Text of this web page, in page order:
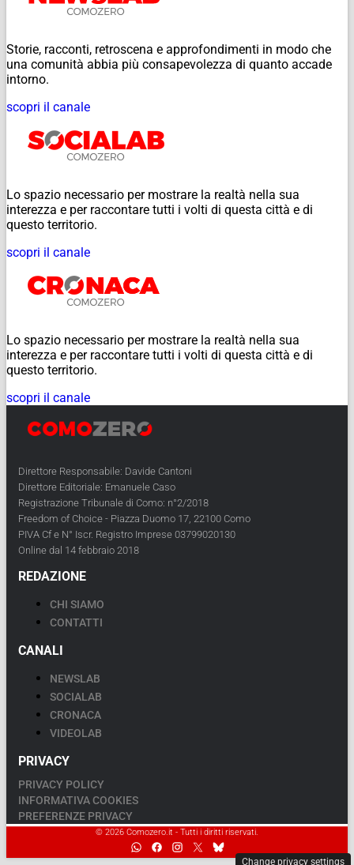
Storie, racconti, retroscena e approfondimenti in modo che
una comunità abbia più consapevolezza di quanto accade
intorno.
scopri il canale
Lo spazio necessario per mostrare la realtà nella sua
interezza e per raccontare tutti i volti di questa città e di
questo territorio.
scopri il canale
Lo spazio necessario per mostrare la realtà nella sua
interezza e per raccontare tutti i volti di questa città e di
questo territorio.
scopri il canale
Direttore Responsabile: Davide Cantoni
Direttore Editoriale: Emanuele Caso
Registrazione Tribunale di Como: n°2/2018
Freedom of Choice - Piazza Duomo 17, 22100 Como
PIVA Cf e N° Iscr. Registro Imprese 03799020130
Online dal 14 febbraio 2018
REDAZIONE
CHI SIAMO
CONTATTI
CANALI
NEWSLAB
SOCIALAB
CRONACA
VIDEOLAB
PRIVACY
PRIVACY POLICY
INFORMATIVA COOKIES
PREFERENZE PRIVACY
© 2026 Comozero.it - Tutti i diritti riservati.
Change privacy settings